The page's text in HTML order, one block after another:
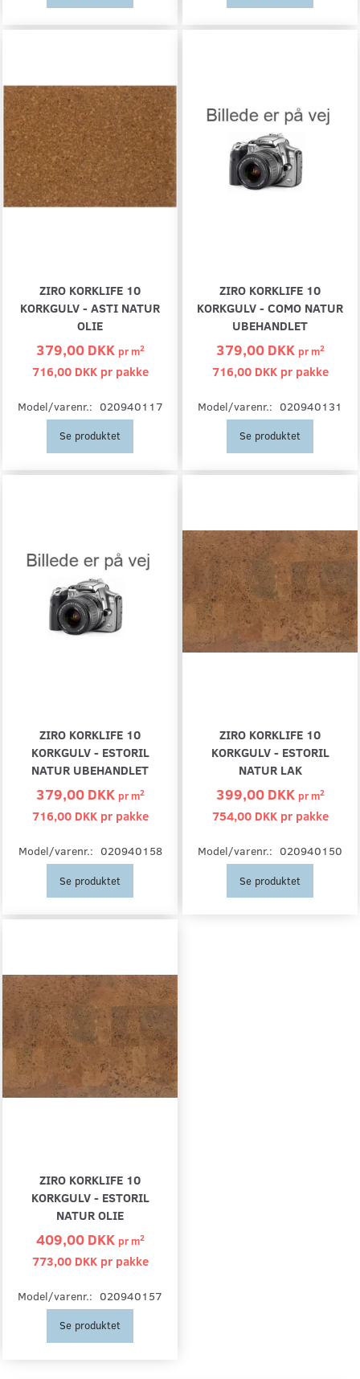
ZIRO KORKLIFE 10
KORKGULV - ASTI NATUR
OLIE
379,00 DKK prm2
716,00 DKK pr pakke
Model/varenr.: 020940117
Se produktet
ZIRO KORKLIFE 10
KORKGULV - COMO NATUR
UBEHANDLET
379,00 DKK prm2
716,00 DKK pr pakke
Model/varenr.: 020940131
Se produktet
ZIRO KORKLIFE 10
KORKGULV - ESTORIL
NATUR UBEHANDLET
379,00 DKK prm2
716,00 DKK pr pakke
Model/varenr.: 020940158
Se produktet
ZIRO KORKLIFE 10
KORKGULV - ESTORIL
NATUR LAK
399,00 DKK prm2
754,00 DKK pr pakke
Model/varenr.: 020940150
Se produktet
ZIRO KORKLIFE 10
KORKGULV - ESTORIL
NATUR OLIE
409,00 DKK prm2
773,00 DKK pr pakke
Model/varenr.: 020940157
Se produktet